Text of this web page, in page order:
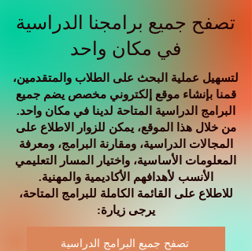
تصفح جميع برامجنا الدراسية
في مكان واحد
لتسهيل عملية البحث على الطلاب والمتقدمين،
قمنا بإنشاء موقع إلكتروني مخصص يضم جميع
البرامج الدراسية المتاحة لدينا في مكان واحد.
من خلال هذا الموقع، يمكن للزوار الاطلاع على
المجالات الدراسية، ومقارنة البرامج، ومعرفة
المعلومات الأساسية، واختيار المسار التعليمي
الأنسب لأهدافهم الأكاديمية والمهنية.
للاطلاع على القائمة الكاملة للبرامج المتاحة،
يرجى زيارة:
تصفح جميع البرامج الدراسية